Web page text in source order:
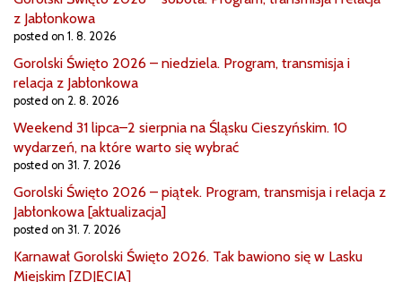
z Jabłonkowa
posted on 1. 8. 2026
Gorolski Święto 2026 – niedziela. Program, transmisja i
relacja z Jabłonkowa
posted on 2. 8. 2026
Weekend 31 lipca–2 sierpnia na Śląsku Cieszyńskim. 10
wydarzeń, na które warto się wybrać
posted on 31. 7. 2026
Gorolski Święto 2026 – piątek. Program, transmisja i relacja z
Jabłonkowa [aktualizacja]
posted on 31. 7. 2026
Karnawał Gorolski Święto 2026. Tak bawiono się w Lasku
Miejskim [ZDJĘCIA]